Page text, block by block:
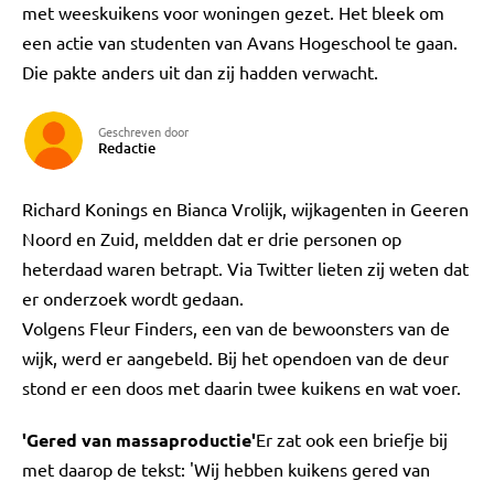
met weeskuikens voor woningen gezet. Het bleek om
een actie van studenten van Avans Hogeschool te gaan.
Die pakte anders uit dan zij hadden verwacht.
Geschreven door
Redactie
Richard Konings en Bianca Vrolijk, wijkagenten in Geeren
Noord en Zuid, meldden dat er drie personen op
heterdaad waren betrapt. Via Twitter lieten zij weten dat
er onderzoek wordt gedaan.
Volgens Fleur Finders, een van de bewoonsters van de
wijk, werd er aangebeld. Bij het opendoen van de deur
stond er een doos met daarin twee kuikens en wat voer.
'Gered van massaproductie'Er zat ook een briefje bij
met daarop de tekst: 'Wij hebben kuikens gered van